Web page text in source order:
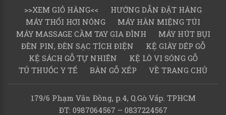
>>XEM GIỎ HÀNG<<
HƯỚNG DẪN ĐẶT HÀNG
MÁY THỔI HƠI NÓNG
MÁY HÀN MIỆNG TÚI
MÁY MASSAGE CẦM TAY GIA ĐÌNH
MÁY HÚT BỤI
ĐÈN PIN, ĐÈN SẠC TÍCH ĐIỆN
KỆ GIÀY DÉP GỖ
KỆ SÁCH GỖ TỰ NHIÊN
KỆ LÒ VI SÓNG GỖ
TỦ THUỐC Y TẾ
BÀN GỖ XẾP VỀ TRANG CHỦ
179/6 Phạm Văn Đồng, p.4, Q.Gò Vấp. TPHCM
ĐT: 0987064567 – 0837224567